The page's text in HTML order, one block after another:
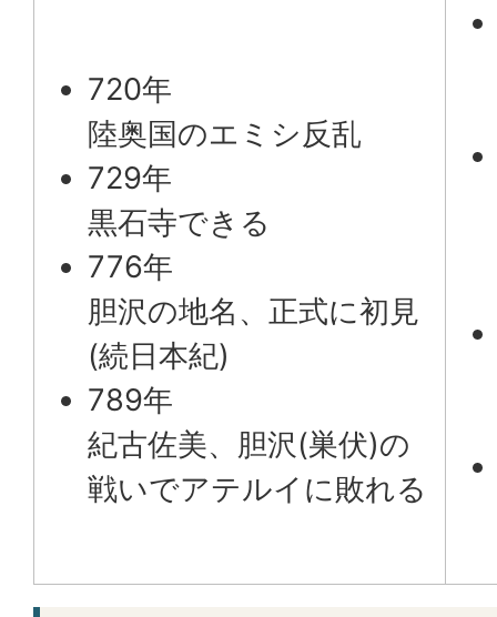
720年
陸奥国のエミシ反乱
729年
黒石寺できる
776年
胆沢の地名、正式に初見
(続日本紀)
789年
紀古佐美、胆沢(巣伏)の
戦いでアテルイに敗れる